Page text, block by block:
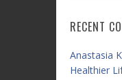
RECENT
Anastasia
Healthier